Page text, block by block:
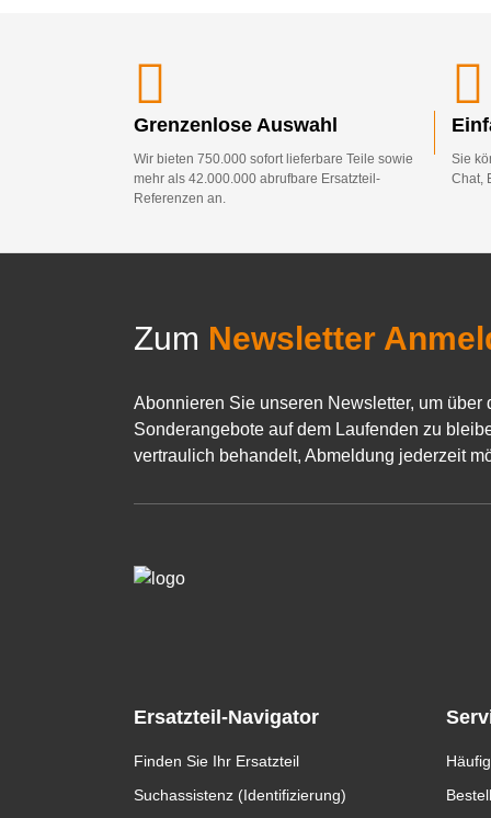
Grenzenlose Auswahl
Wir bieten 750.000 sofort lieferbare Teile sowie
mehr als 42.000.000 abrufbare Ersatzteil-
Referenzen an.
Sie
Chat,
Zum Newsletter
Abonnieren Sie unseren Newsletter, um über
Sonderangebote auf dem Laufenden zu
vertraulich behandelt, Abmeldung jederzeit
Ersatzteil-Navigator
Finden Sie Ihr Ersatzteil
Suchassistenz (Identifizierung)